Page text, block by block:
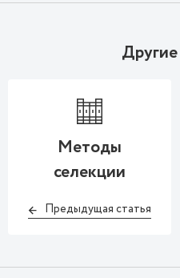
Методы
селекции
Предыдущая статья